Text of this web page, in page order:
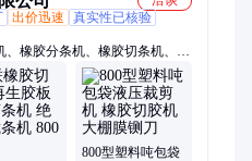
出价迅速
真实性已核验
、橡胶分条机、橡胶切条机、液
包机
800型塑料吨包袋